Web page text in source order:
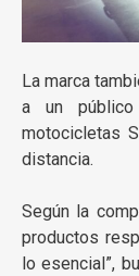
La marca
a un
motocicletas
distancia.
Según la
productos
lo esencial”,